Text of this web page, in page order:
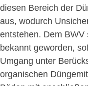
diesen Bereich der
aus, wodurch
entstehen. Dem BWV
bekannt geworden,
Umgang unter
organischen